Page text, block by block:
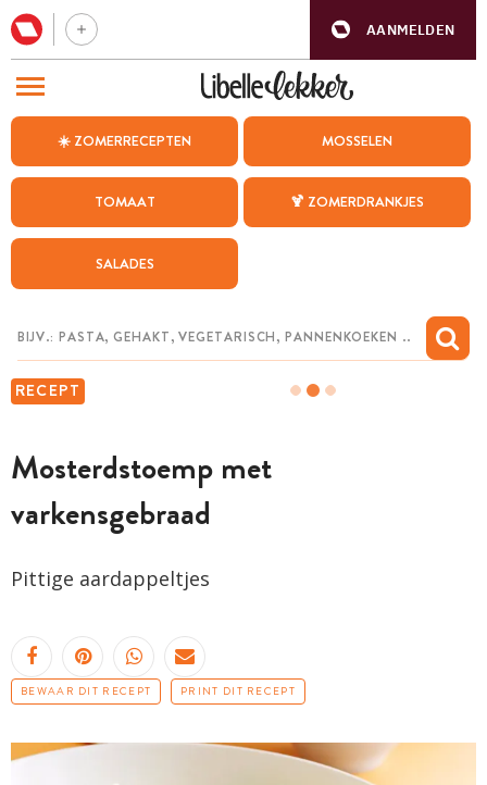
AANMELDEN
☀️ ZOMERRECEPTEN MOSSELEN
TOMAAT 🍹 ZOMERDRANKJES
SALADES
RECEPT
Mosterdstoemp met
varkensgebraad
Pittige aardappeltjes
BEWAAR DIT RECEPT PRINT DIT RECEPT
BEZOEK ONZE ANDERE WEBSITES
WEEKMENU
CHAT MET MAIA
MIJN BEWAARDE RECEPTEN